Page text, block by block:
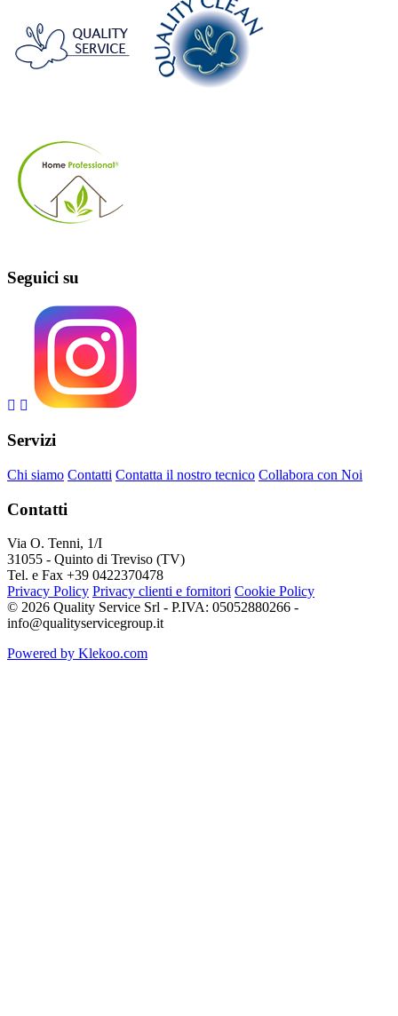
Seguici su
Servizi
Chi siamo Contatti Contatta il nostro tecnico Collabora con Noi
Contatti
Via O. Tenni, 1/I
31055 - Quinto di Treviso (TV)
Tel. e Fax +39 0422370478
Privacy Policy Privacy clienti e fornitori Cookie Policy
© 2026 Quality Service Srl - P.IVA: 05052880266 -
info@qualityservicegroup.it
Powered by Klekoo.com